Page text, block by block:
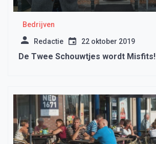
Bedrijven
Redactie 22 oktober 2019
De Twee Schouwtjes wordt Misfits!